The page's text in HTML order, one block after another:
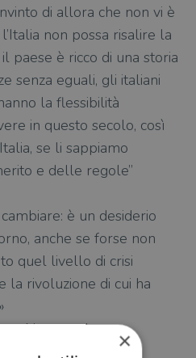
di allora che non vi è
non possa risalire la
paese è ricco di una storia
senza eguali, gli italiani
la flessibilità
in questo secolo, così
se li sappiamo
e delle regole”
è un desiderio
anche se forse non
quel livello di crisi
la rivoluzione di cui ha
Abravanel ×